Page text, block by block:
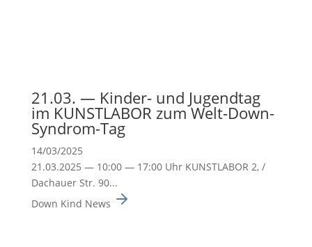
21.03. — Kinder- und Jugendtag
im KUNSTLABOR zum Welt-Down-
Syndrom-Tag
14/03/2025
21.03.2025 — 10:00 — 17:00 Uhr KUNSTLABOR 2, /
Dachauer Str. 90...
Down Kind News